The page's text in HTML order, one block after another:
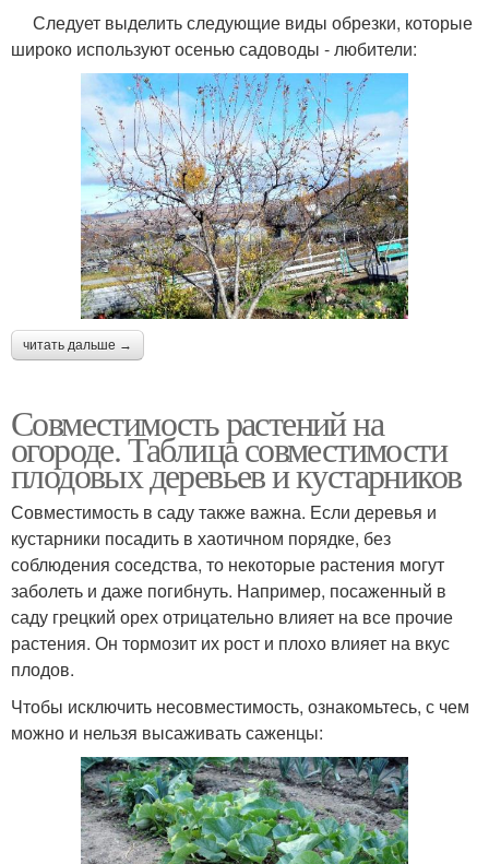
Следует выделить следующие виды обрезки, которые
широко используют осенью садоводы - любители:
читать дальше →
Совместимость растений на
огороде. Таблица совместимости
плодовых деревьев и кустарников
Совместимость в саду также важна. Если деревья и
кустарники посадить в хаотичном порядке, без
соблюдения соседства, то некоторые растения могут
заболеть и даже погибнуть. Например, посаженный в
саду грецкий орех отрицательно влияет на все прочие
растения. Он тормозит их рост и плохо влияет на вкус
плодов.
Чтобы исключить несовместимость, ознакомьтесь, с чем
можно и нельзя высаживать саженцы: